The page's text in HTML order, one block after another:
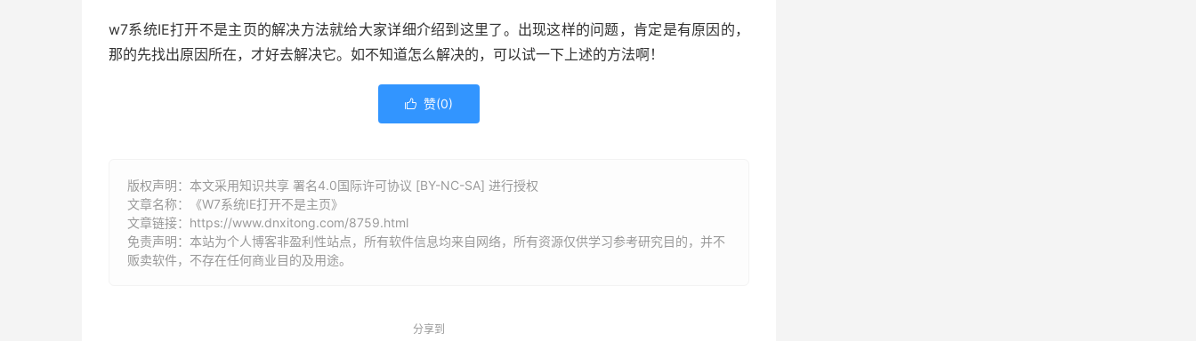
w7系统IE打开不是主页的解决方法就给大家详细介绍到这里了。出现这样的问题，肯定是有原因的，
那的先找出原因所在，才好去解决它。如不知道怎么解决的，可以试一下上述的方法啊！
 赞(0)
版权声明：本文采用知识共享 署名4.0国际许可协议 [BY-NC-SA] 进行授权
文章名称：《W7系统IE打开不是主页》
文章链接： https://www.dnxitong.com/8759.html
免责声明：本站为个人博客非盈利性站点，所有软件信息均来自网络，所有资源仅供学习参考研究目的，并不
贩卖软件，不存在任何商业目的及用途。
分享到